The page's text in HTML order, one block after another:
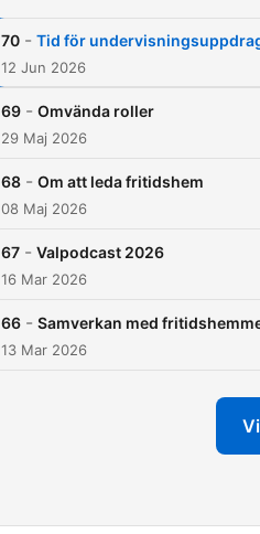
70 - Tid för
12 Jun 2026
69 - Omvända roller
29 Maj 2026
68 - Om att leda fritidshem
08 Maj 2026
67 - Valpodcast 2026
16 Mar 2026
66 - Samverkan med
13 Mar 2026